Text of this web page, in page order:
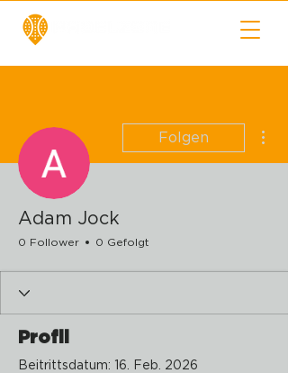
Folgen
Adam Jock
0 Follower 0 Gefolgt
Profil
Beitrittsdatum: 16. Feb. 2026